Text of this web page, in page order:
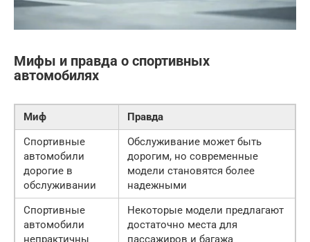
Мифы и правда о спортивных
автомобилях
Миф
Правда
Спортивные
автомобили
дорогие в
обслуживании
Обслуживание может быть
дорогим, но современные
модели становятся более
надежными
Спортивные
автомобили
непрактичны
Некоторые модели предлагают
достаточно места для
пассажиров и багажа